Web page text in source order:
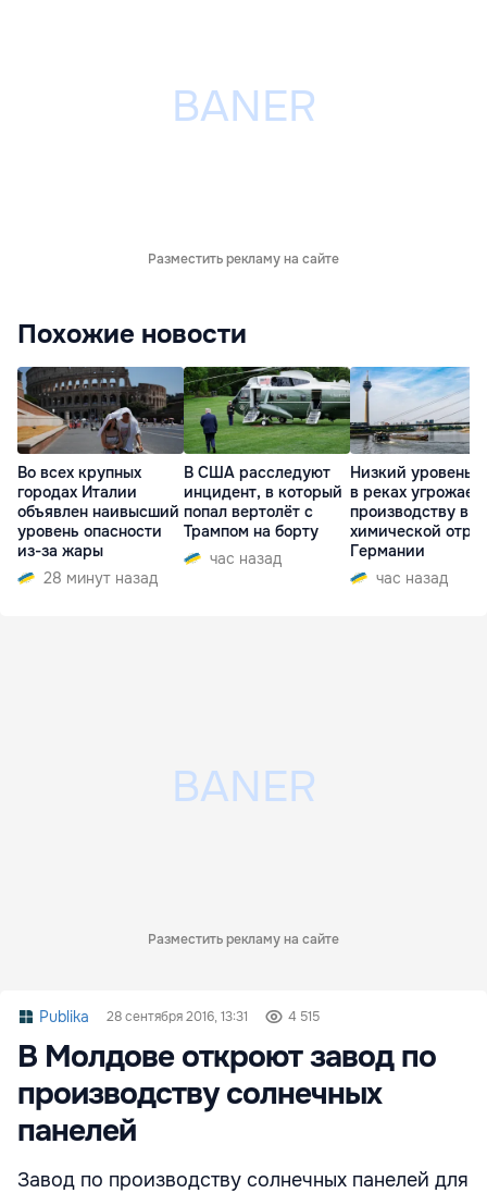
Разместить рекламу на сайте
Похожие новости
Во всех крупных
городах Италии
объявлен наивысший
уровень опасности
из-за жары
28 минут назад
В США расследуют
инцидент, в который
попал вертолёт с
Трампом на борту
час назад
Низкий уровень
в реках угрожает
производству в
химической
Германии
час назад
Разместить рекламу на сайте
Publika 28 сентября 2016, 13:31 4 515
В Молдове откроют завод по
производству солнечных
панелей
Завод по производству солнечных панелей для